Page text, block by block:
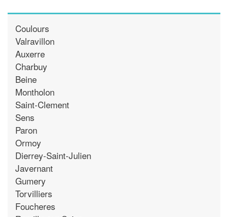
Coulours
Valravillon
Auxerre
Charbuy
Beine
Montholon
Saint-Clement
Sens
Paron
Ormoy
Dierrey-Saint-Julien
Javernant
Gumery
Torvilliers
Foucheres